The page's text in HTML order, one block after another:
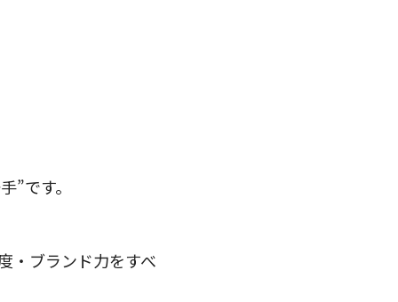
”です。
・ブランド力をすべ